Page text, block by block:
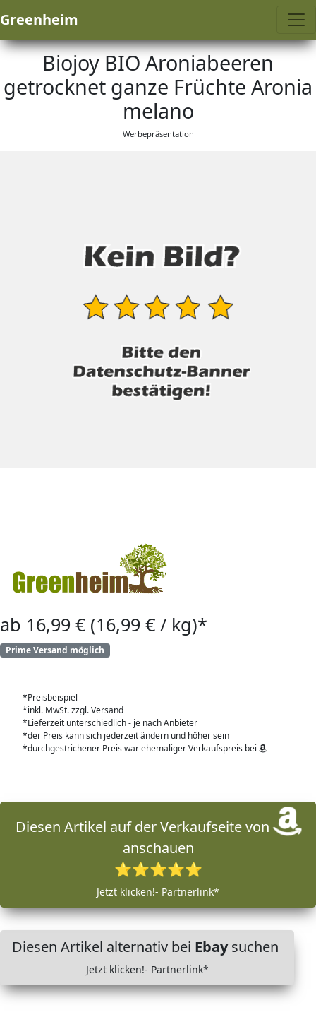
Greenheim
Biojoy BIO Aroniabeeren
getrocknet ganze Früchte Aronia
melano
Werbepräsentation
ab 16,99 € (16,99 € / kg)*
Prime Versand möglich
*Preisbeispiel
*inkl. MwSt. zzgl. Versand
*Lieferzeit unterschiedlich - je nach Anbieter
*der Preis kann sich jederzeit ändern und höher sein
*durchgestrichener Preis war ehemaliger Verkaufspreis bei
Diesen Artikel auf der Verkaufseite von
anschauen
⭐⭐⭐⭐⭐
Jetzt klicken!- Partnerlink*
Diesen Artikel alternativ bei Ebaysuchen
Jetzt klicken!- Partnerlink*